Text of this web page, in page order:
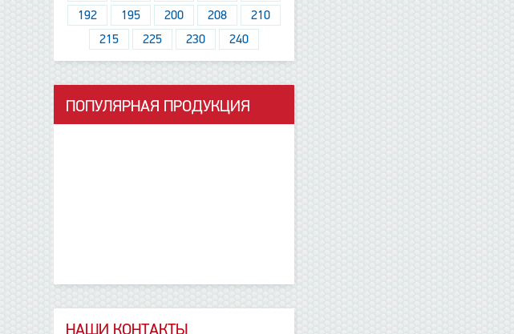
192
195 200 208
210
215
225 230 240
ПОПУЛЯРНАЯ ПРОДУКЦИЯ
НАШИ КОНТАКТЫ